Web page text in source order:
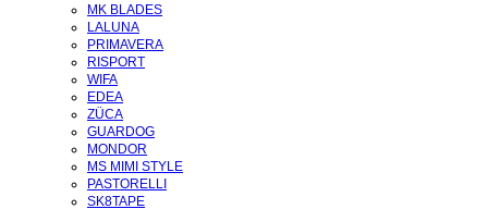
MK BLADES
LALUNA
PRIMAVERA
RISPORT
WIFA
EDEA
ZÜCA
GUARDOG
MONDOR
MS MIMI STYLE
PASTORELLI
SK8TAPE